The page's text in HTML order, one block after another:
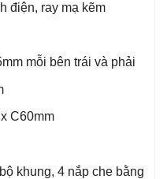
điện, ray mạ kẽm
mỗi bên trái và phải
C60mm
khung, 4 nắp che bằng